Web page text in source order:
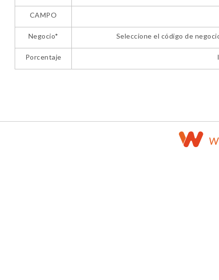
CAMPO
Negocio* Seleccione el código de
Porcentaje